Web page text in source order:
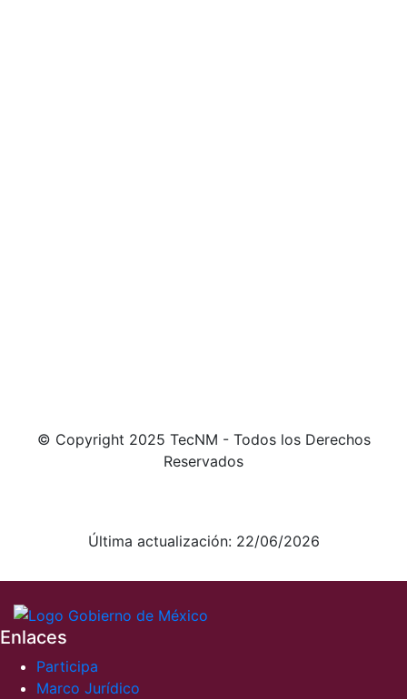
© Copyright 2025 TecNM - Todos los Derechos
Reservados
Última actualización: 22/06/2026
Enlaces
Participa
Marco Jurídico